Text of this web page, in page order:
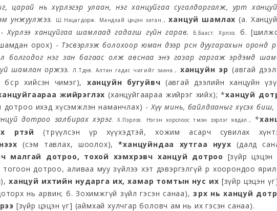
царай нь хүрлэгэр улаан, нэг ханцуйгаа сугалдаргалж, урт
унжуулжээ.
Ш.Нацагдорж. Мандхай цэцэн хатан., ханцуй шамлах (а.
- Хүрлээ ханцуйгаа шамлаад гадагш гүйн гарав. Б.Бааст. Хүрлээ;
б.
орох) - Тэсвэрлэж болохоор юман дээр өрсөн дуугарахын оронд
болгодог нэг зан багаас олж авснаа энэ газар гаргаж эрдэмд
шамлан оржээ.
Л.Түдэв. Алтан гадас чигийг заана., ханцуйн эрүү (авгай
бөсөөр хийсэн чимэг),
ханцуйн бугуйвч (авгай дээлийн ханцуйн
жийрэглэх (ханцуйгаараа жийрэг хийх); *ханцуй
дотроо ихэд хүсэмжлэн наманчлах) -Хүү минь, байлдааныг хүсэх биш,
дотроо залбирах хэрэг. Х.Пэрлээ. Нэгэн хорслоос түмэн зэрлэг явдал., *
үртэй
(төрүүлсэн үр хүүхэдтэй, хожим асарч сувилах
(сэм тавлах, шоолох),*ханцуйндаа хутгаа нуух (далд
малгай дотроо, тохой хэмхрэвч ханцуй дотроо [зүйр цэцэн
дотроо, аливаа муу зүйлээ хэт дэвэргэлгүй өөр хоорондоо
ханцуй ихтийн нударга их, хамар томтын нус их [зүйр цэцэн
нь арвин; б. Зохимжгүй зүйл гэсэн санаа),зүрх нь ханцуй
[зүйр цэцэн үг] (аймхай хулчгар боловч ам нь их гэсэн санаа).